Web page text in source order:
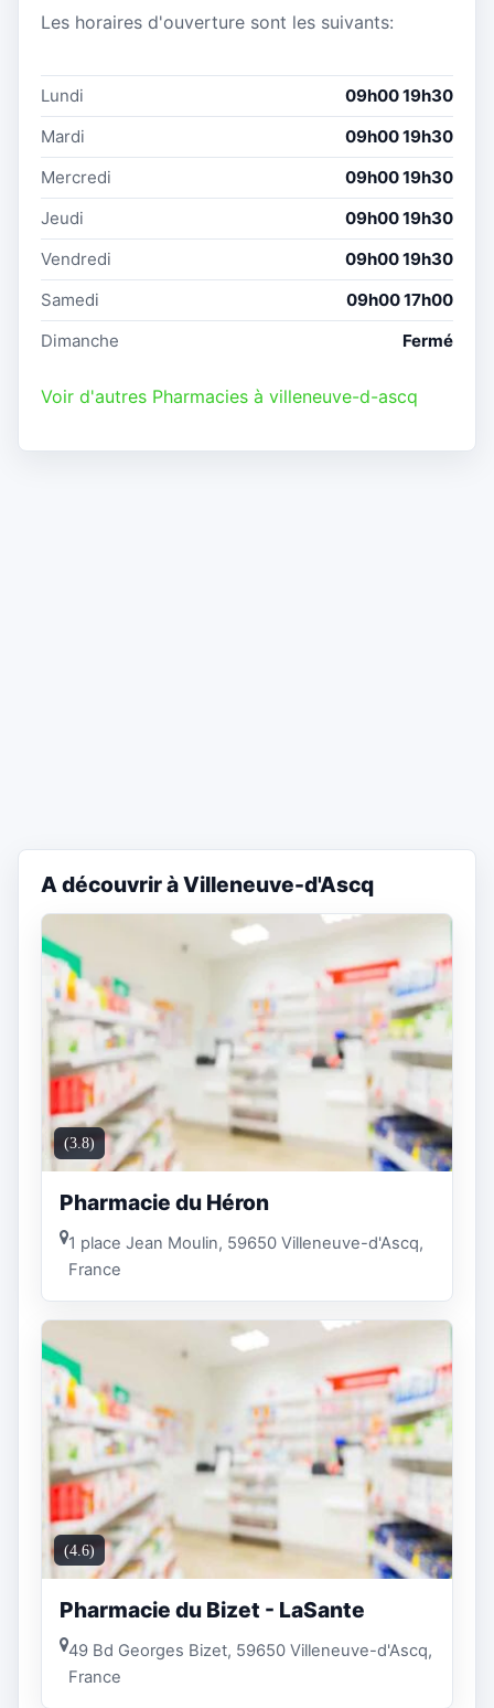
Les horaires d'ouverture sont les suivants:
Lundi
09h00 19h30
Mardi
09h00 19h30
Mercredi
09h00 19h30
Jeudi
09h00 19h30
Vendredi
09h00 19h30
Samedi
09h00 17h00
Dimanche
Fermé
Voir d'autres Pharmacies à villeneuve-d-ascq
A découvrir à Villeneuve-d'Ascq
(3.8)
Pharmacie du Héron
1 place Jean Moulin, 59650 Villeneuve-d'Ascq,
France
(4.6)
Pharmacie du Bizet - LaSante
49 Bd Georges Bizet, 59650 Villeneuve-d'Ascq,
France